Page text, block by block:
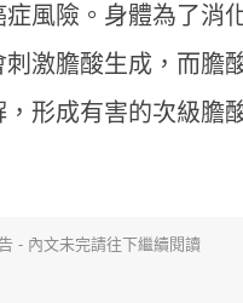
風險。身體為了消
激膽酸生成，而膽
形成有害的次級膽
- 內文未完請往下繼續閱讀